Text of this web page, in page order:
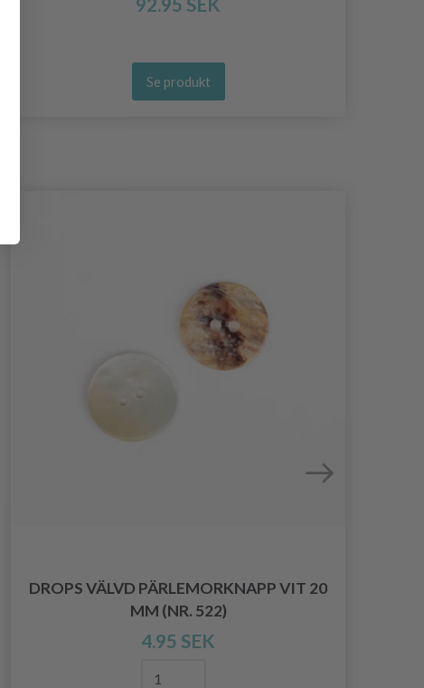
Se produkt
DROPS VÄLVD PÄRLEMORKNAPP VIT 20
MM (NR. 522)
4.95 SEK